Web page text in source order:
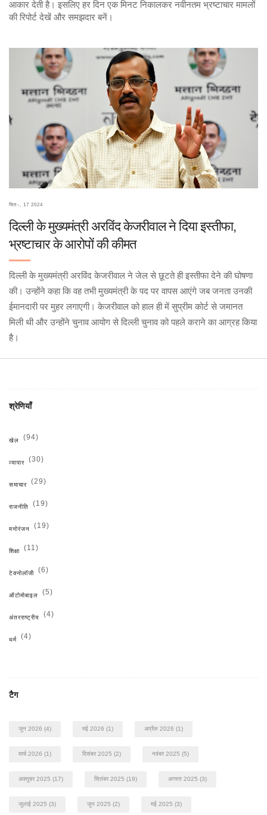
आकार देती है। इसलिए हर दिन एक मिनट निकालकर नवीनतम भ्रष्टाचार मामलों
की रिपोर्ट देखें और समझदार बनें।
सित॰, 17 2024
दिल्ली के मुख्यमंत्री अरविंद केजरीवाल ने दिया इस्तीफा,
भ्रष्टाचार के आरोपों की कीमत
दिल्ली के मुख्यमंत्री अरविंद केजरीवाल ने जेल से छूटते ही इस्तीफा देने की घोषणा
की। उन्होंने कहा कि वह तभी मुख्यमंत्री के पद पर वापस आएंगे जब जनता उनकी
ईमानदारी पर मुहर लगाएगी। केजरीवाल को हाल ही में सुप्रीम कोर्ट से जमानत
मिली थी और उन्होंने चुनाव आयोग से दिल्ली चुनाव को पहले कराने का आग्रह किया
है।
श्रेणियाँ
खेल (94)
व्यापार (30)
समाचार (29)
राजनीति (19)
मनोरंजन (19)
शिक्षा (11)
टेक्नोलॉजी (6)
ऑटोमोबाइल (5)
अंतरराष्ट्रीय (4)
धर्म (4)
टैग
जून 2026 (4) मई 2026 (1) अप्रैल 2026 (1)
मार्च 2026 (1) दिसंबर 2025 (2) नवंबर 2025 (5)
अक्तूबर 2025 (17) सितंबर 2025 (19) अगस्त 2025 (3)
जुलाई 2025 (3) जून 2025 (2) मई 2025 (3)